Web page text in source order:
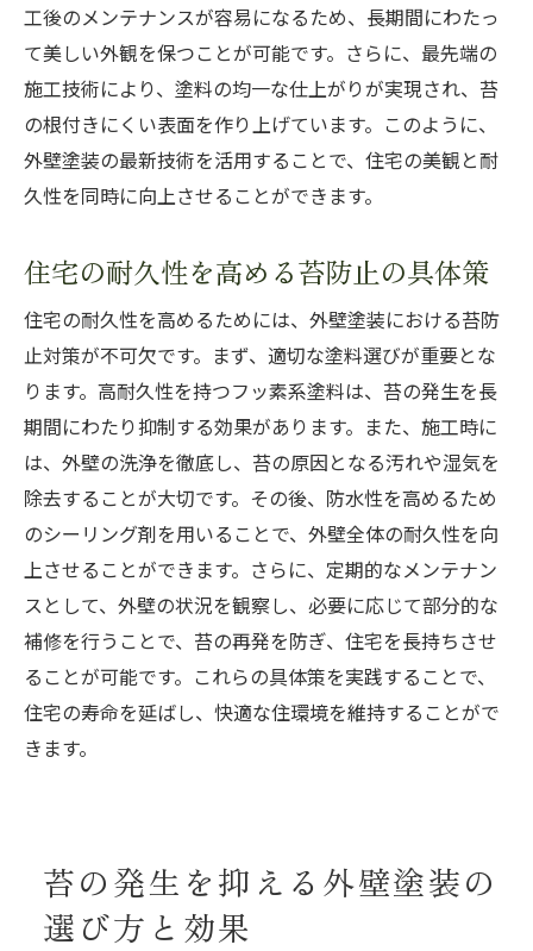
工後のメンテナンスが容易になるため、長期間にわたっ
て美しい外観を保つことが可能です。さらに、最先端の
施工技術により、塗料の均一な仕上がりが実現され、苔
の根付きにくい表面を作り上げています。このように、
外壁塗装の最新技術を活用することで、住宅の美観と耐
久性を同時に向上させることができます。
住宅の耐久性を高める苔防止の具体策
住宅の耐久性を高めるためには、外壁塗装における苔防
止対策が不可欠です。まず、適切な塗料選びが重要とな
ります。高耐久性を持つフッ素系塗料は、苔の発生を長
期間にわたり抑制する効果があります。また、施工時に
は、外壁の洗浄を徹底し、苔の原因となる汚れや湿気を
除去することが大切です。その後、防水性を高めるため
のシーリング剤を用いることで、外壁全体の耐久性を向
上させることができます。さらに、定期的なメンテナン
スとして、外壁の状況を観察し、必要に応じて部分的な
補修を行うことで、苔の再発を防ぎ、住宅を長持ちさせ
ることが可能です。これらの具体策を実践することで、
住宅の寿命を延ばし、快適な住環境を維持することがで
きます。
苔の発生を抑える外壁塗装の
選び方と効果